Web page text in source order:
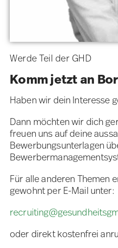
Werde Teil der GHD
Komm jetzt an
Haben wir dein Interesse
Dann möchten wir dich
freuen uns auf deine
Bewerbungsunterlagen
Für alle anderen Themen
gewohnt per E-Mail unter:
oder direkt kostenfrei